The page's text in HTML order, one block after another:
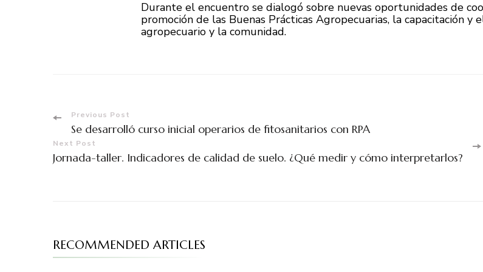
Durante el encuentro se dialogó sobre nuevas oportunidades de
promoción de las Buenas Prácticas Agropecuarias, la capacitación
agropecuario y la comunidad.
Previous Post
Se desarrolló curso inicial operarios de fitosanitarios con RPA
Next Post
Jornada-taller. Indicadores de calidad de suelo. ¿Qué medir y cómo interpretarlos?
RECOMMENDED ARTICLES